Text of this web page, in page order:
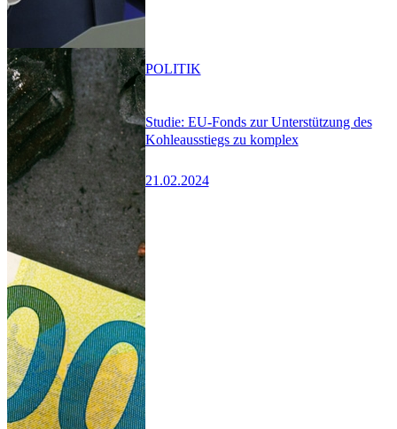
Studie: EU-Fonds zur Unterstützung des
Kohleausstiegs zu komplex
21.02.2024
POLITIK